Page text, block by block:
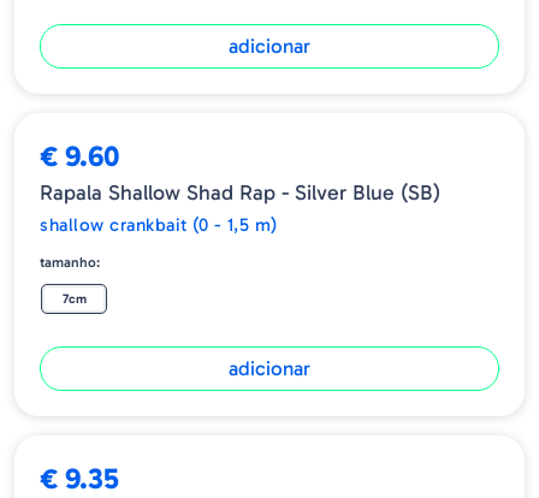
adicionar
€ 9.60
Rapala Shallow Shad Rap - Silver Blue (SB)
shallow crankbait (0 - 1,5 m)
tamanho:
7cm
adicionar
€ 9.35